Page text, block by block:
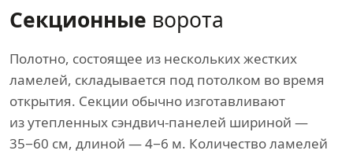
Секционные ворота
Полотно, состоящее из нескольких жестких
ламелей, складывается под потолком во время
открытия. Секции обычно изготавливают
из утепленных сэндвич-панелей шириной —
35−60 см, длиной — 4−6 м. Количество ламелей